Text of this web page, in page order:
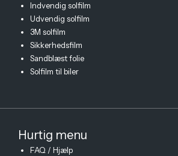
Indvendig solfilm
Udvendig solfilm
3M solfilm
Sikkerhedsfilm
Sandblæst folie
Solfilm til biler
Hurtig menu
FAQ / Hjælp